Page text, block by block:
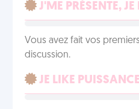
J'ME PRÉSENTE,
Vous avez fait vos
discussion.
JE LIKE